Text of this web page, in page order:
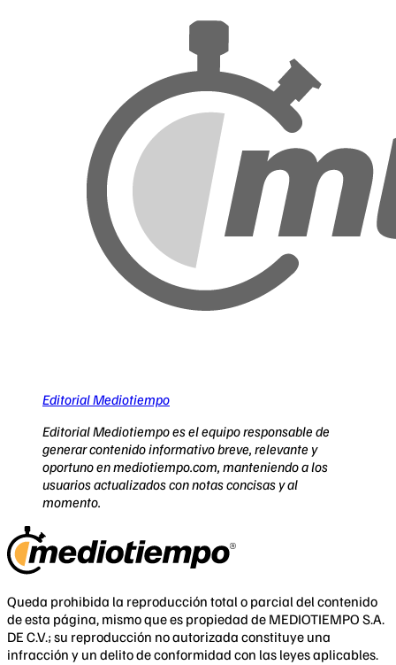
Editorial Mediotiempo
Editorial Mediotiempo es el equipo responsable de
generar contenido informativo breve, relevante y
oportuno en mediotiempo.com, manteniendo a los
usuarios actualizados con notas concisas y al
momento.
Queda prohibida la reproducción total o parcial del contenido
de esta página, mismo que es propiedad de MEDIOTIEMPO S.A.
DE C.V.; su reproducción no autorizada constituye una
infracción y un delito de conformidad con las leyes aplicables.